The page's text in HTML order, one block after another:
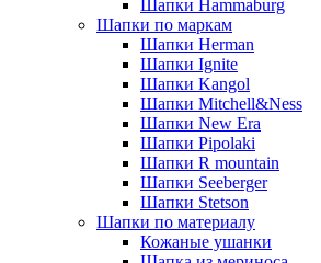
Шапки Hammaburg
Шапки по маркам
Шапки Herman
Шапки Ignite
Шапки Kangol
Шапки Mitchell&Ness
Шапки New Era
Шапки Pipolaki
Шапки R mountain
Шапки Seeberger
Шапки Stetson
Шапки по материалу
Кожаные ушанки